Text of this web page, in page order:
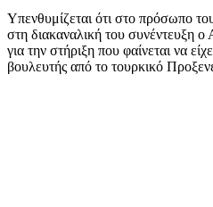
Υπενθυμίζεται ότι στο πρόσωπο
στη διακαναλική του συνέντευξη
για την στήριξη που φαίνεται να
βουλευτής από το τουρκικό